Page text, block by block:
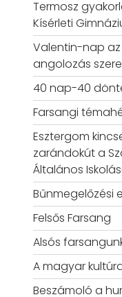
Termosz
Kísérleti
Valentin-nap
angolozás
40 nap-40
Farsangi
Esztergom
zarándokút a
Általános
Bűnmegelőzési
Felsős Farsang
Alsós
A magyar
Beszámoló a